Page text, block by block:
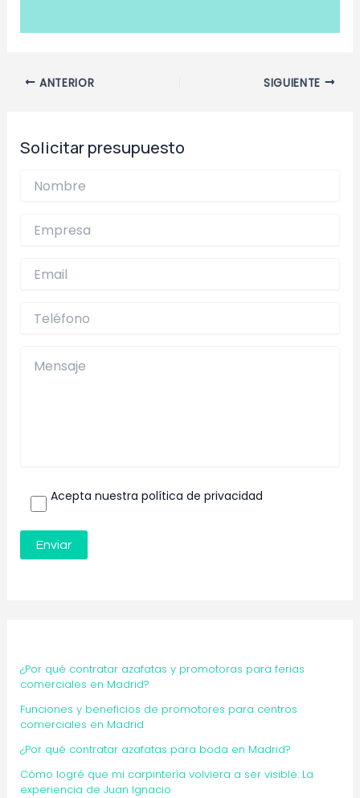
Navegación
ANTERIOR SIGUIENTE
Solicitar presupuesto
Acepta nuestra política de privacidad
¿Por qué contratar azafatas y promotoras para ferias
comerciales en Madrid?
Funciones y beneficios de promotores para centros
comerciales en Madrid
¿Por qué contratar azafatas para boda en Madrid?
Cómo logré que mi carpintería volviera a ser visible: La
experiencia de Juan Ignacio